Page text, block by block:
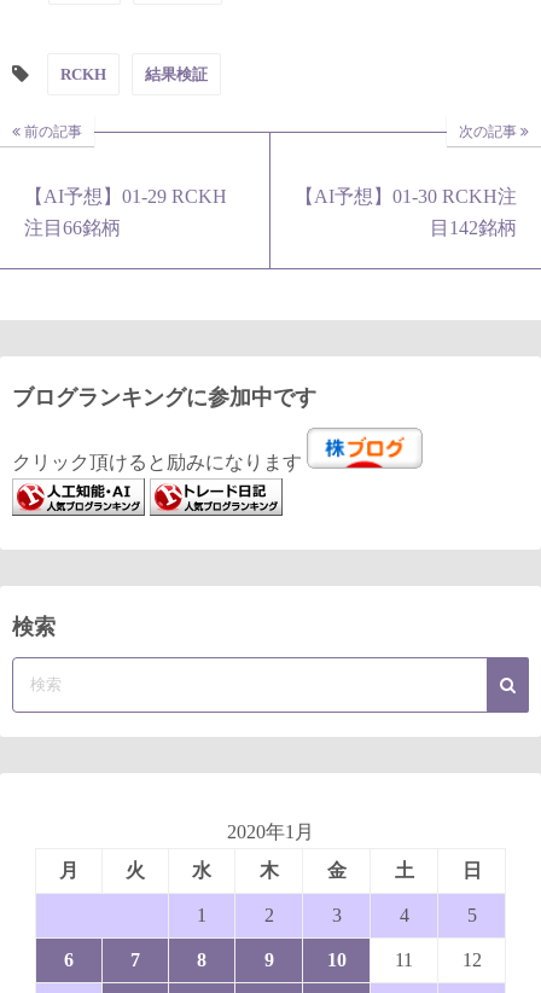
RCKH 結果検証
前の記事
【AI予想】01-29 RCKH
注目66銘柄
次の記事
【AI予想】01-30 RCKH注
目142銘柄
ブログランキングに参加中です
クリック頂けると励みになります
検索
2020年1月
月
火 水 木 金 土 日
1 2 3 4 5
6 7 8 9 10 11 12